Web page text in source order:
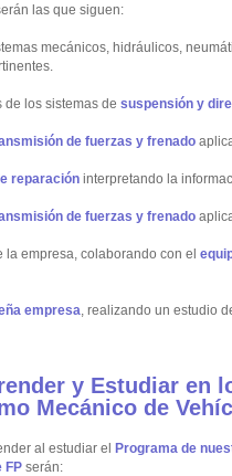
las que siguen:
mecánicos, hidráulicos,
de los sistemas de suspensión y
de fuerzas y frenado
reparación interpretando la
de fuerzas y frenado
la empresa, colaborando con el
empresa , realizando un estudio
y Estudiar en
Mecánico de
al estudiar el Programa de
FP serán: